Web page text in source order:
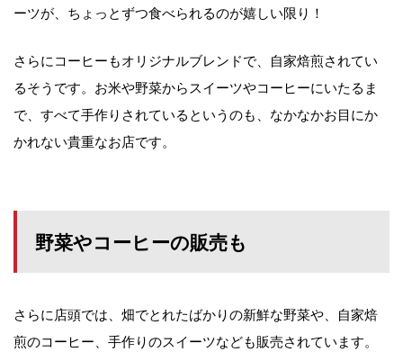
ーツが、ちょっとずつ食べられるのが嬉しい限り！
さらにコーヒーもオリジナルブレンドで、自家焙煎されてい
るそうです。お米や野菜からスイーツやコーヒーにいたるま
で、すべて手作りされているというのも、なかなかお目にか
かれない貴重なお店です。
野菜やコーヒーの販売も
さらに店頭では、畑でとれたばかりの新鮮な野菜や、自家焙
煎のコーヒー、手作りのスイーツなども販売されています。